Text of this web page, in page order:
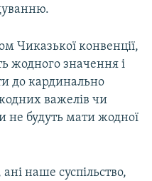
Чиказької конвенції,
жодного значення і
до кардинально
важелів чи
не будуть мати жодної
наше суспільство,